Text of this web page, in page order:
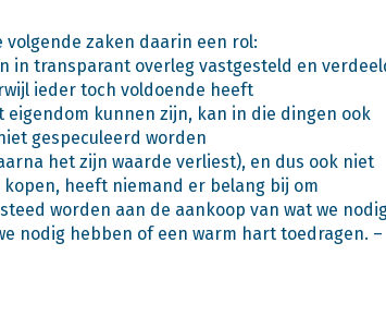
zaken daarin een rol:
in transparant overleg vastgesteld en
ieder toch voldoende heeft
kunnen zijn, kan in die dingen ook
gespeculeerd worden
het zijn waarde verliest), en dus ook niet
heeft niemand er belang bij om
worden aan de aankoop van wat we
nodig hebben of een warm hart toedragen. –